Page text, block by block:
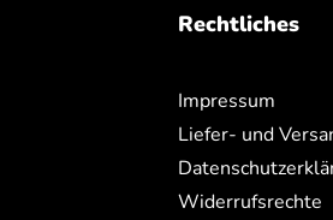
Rechtliches
Impressum
Liefer- und
Widerrufsrechte